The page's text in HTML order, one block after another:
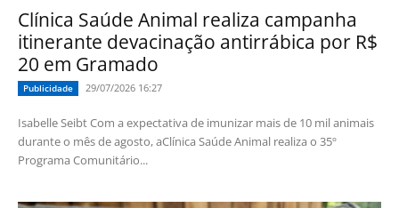
Clínica Saúde Animal realiza campanha
itinerante devacinação antirrábica por R$
20 em Gramado
Publicidade 29/07/2026 16:27
Isabelle Seibt Com a expectativa de imunizar mais de 10 mil animais
durante o mês de agosto, aClínica Saúde Animal realiza o 35º
Programa Comunitário...